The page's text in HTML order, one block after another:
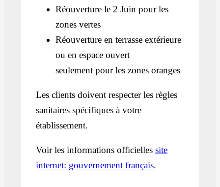
Réouverture le 2 Juin pour les
zones vertes
Réouverture en terrasse extérieure
ou en espace ouvert
seulement pour les zones oranges
Les clients doivent respecter les règles
sanitaires spécifiques à votre
établissement.
Voir les informations officiellessite
internet: gouvernement français.